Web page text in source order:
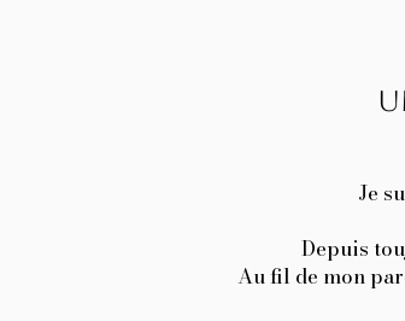
Je
Depuis
Au fil de mon